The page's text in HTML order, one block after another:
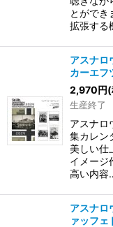
とができ
拡張する
アスナ
カーエフ
2,970円
生産終了
アスナ
集カレン
美しい仕
イメージ
高い内容
アスナ
ァッフェ